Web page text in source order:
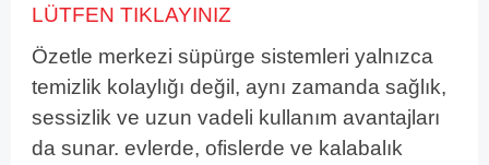
LÜTFEN TIKLAYINIZ
Özetle merkezi süpürge sistemleri yalnızca
temizlik kolaylığı değil, aynı zamanda sağlık,
sessizlik ve uzun vadeli kullanım avantajları
da sunar. evlerde, ofislerde ve kalabalık